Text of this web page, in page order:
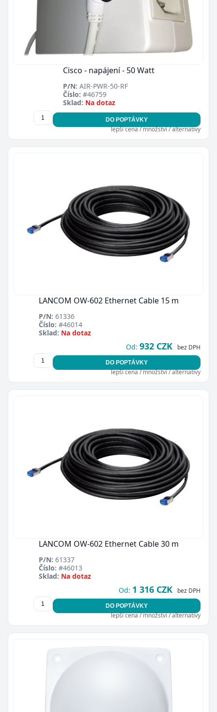
Cisco - napájení - 50 Watt
P/N: AIR-PWR-50-RF
Číslo: #46759
Sklad: Na dotaz
DO POPTÁVKY
lepší cena / množství / alternativy
LANCOM OW-602 Ethernet Cable 15 m
P/N: 61336
Číslo: #46014
Sklad: Na dotaz
Od: 932 CZK bez DPH
DO POPTÁVKY
lepší cena / množství / alternativy
LANCOM OW-602 Ethernet Cable 30 m
P/N: 61337
Číslo: #46013
Sklad: Na dotaz
Od: 1 316 CZK bez DPH
DO POPTÁVKY
lepší cena / množství / alternativy